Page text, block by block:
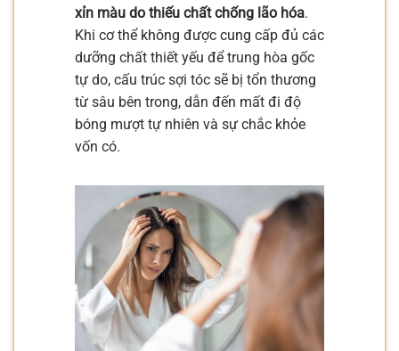
xỉn màu do thiếu chất chống lão hóa.
Khi cơ thể không được cung cấp đủ các
dưỡng chất thiết yếu để trung hòa gốc
tự do, cấu trúc sợi tóc sẽ bị tổn thương
từ sâu bên trong, dẫn đến mất đi độ
bóng mượt tự nhiên và sự chắc khỏe
vốn có.